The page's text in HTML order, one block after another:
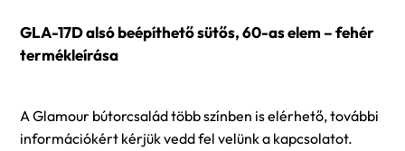
GLA-17D alsó beépíthető sütős, 60-as elem – fehér
termékleírása
A Glamour bútorcsalád több színben is elérhető, további
információkért kérjük vedd fel velünk a kapcsolatot.